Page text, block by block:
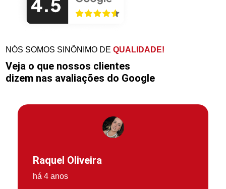
NÓS SOMOS SINÔNIMO DEQUALIDADE!
Veja o que nossos clientes
dizem nas avaliações do Google
Raquel Oliveira
há 4 anos